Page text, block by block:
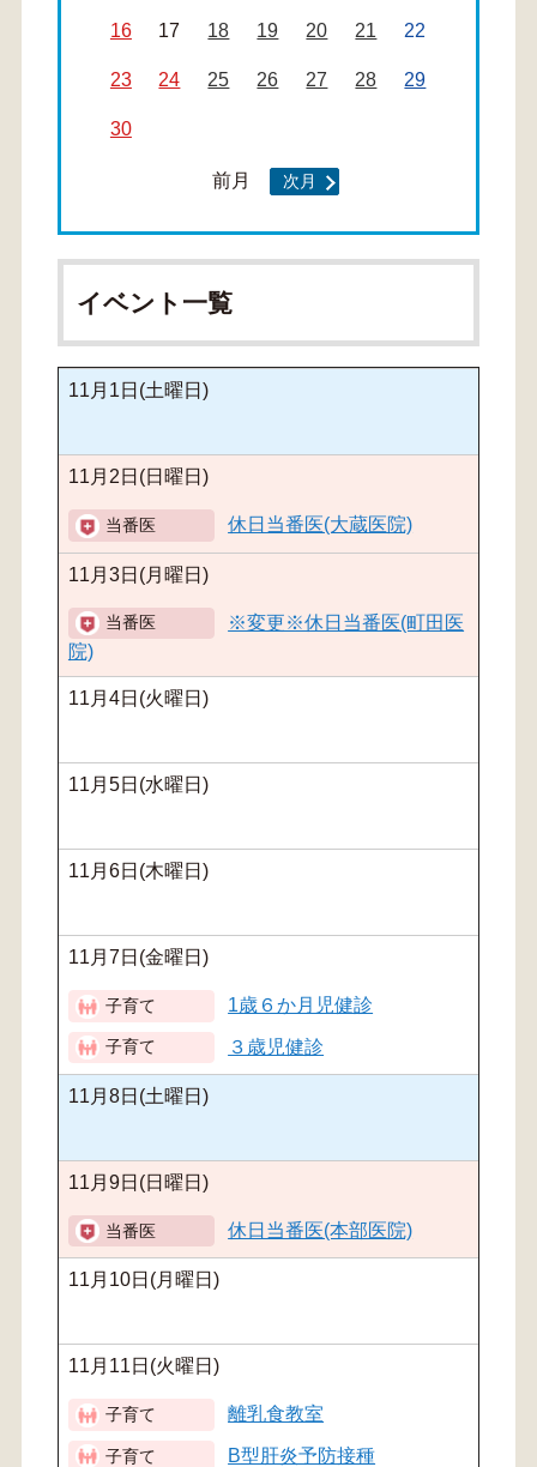
16 17 18 19 20 21 22
23 24 25 26 27 28 29
30
前月 次月
イベント一覧
11月1日(土曜日)
11月2日(日曜日)
休日当番医(大蔵医院)
11月3日(月曜日)
※変更※休日当番医(町田医
院)
11月4日(火曜日)
11月5日(水曜日)
11月6日(木曜日)
11月7日(金曜日)
1歳６か月児健診
３歳児健診
11月8日(土曜日)
11月9日(日曜日)
休日当番医(本部医院)
11月10日(月曜日)
11月11日(火曜日)
離乳食教室
B型肝炎予防接種